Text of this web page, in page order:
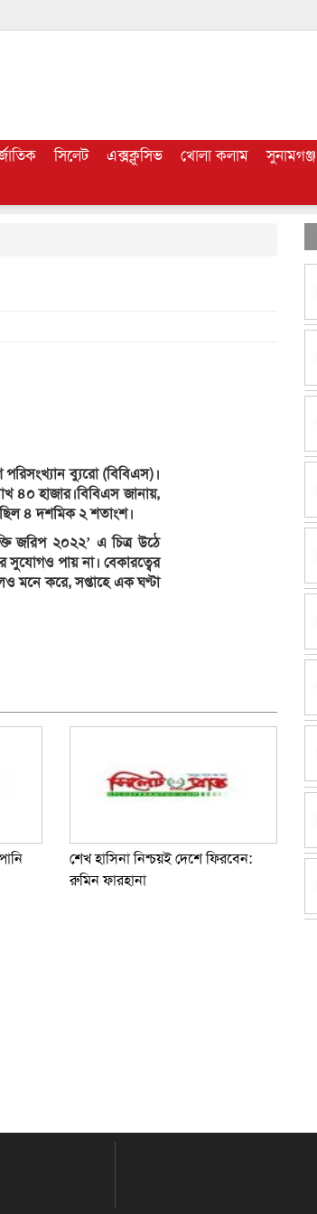
সিলেট এক্সক্লুসিভ খোলা কলাম সুনামগঞ্জ
পরিসংখ্যান ব্যুরো (বিবিএস)।
৪০ হাজার।বিবিএস জানায়,
৪ দশমিক ২ শতাংশ।
জরিপ ২০২২’ এ চিত্র উঠে
সুযোগও পায় না। বেকারত্বের
মনে করে, সপ্তাহে এক ঘণ্টা
শেখ হাসিনা নিশ্চয়ই দেশে ফিরবেন:
রুমিন ফারহানা